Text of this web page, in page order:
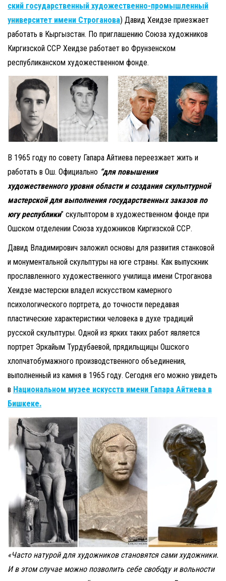
ский госу­дар­ствен­ный худо­же­ственно-про­мыш­лен­ный
уни­вер­си­тет имени Стро­га­нова) Давид Хеидзе приезжает
работать в Кыргызстан. По приглашению Союза художников
Киргизской ССР Хеидзе работает во Фрунзенском
республиканском художественном фонде.
В 1965 году по совету Гапара Айтиева переезжает жить и
работать в Ош. Официально “для повышения
художественного уровня области и создания скульптурной
мастерской для выполнения государственных заказов по
югу республики” скульптором в художественном фонде при
Ошском отделении Союза художников Киргизской ССР.
Давид Владимирович заложил основы для развития станковой
и монументальной скульптуры на юге страны. Как выпускник
прославленного художественного училища имени Строганова
Хеидзе мастерски владел искусством камерного
психологического портрета, до точности передавая
пластические характеристики человека в духе традиций
русской скульптуры. Одной из ярких таких работ является
портрет Эркайым Турдубаевой, прядильщицы Ошского
хлопчатобумажного производственного объединения,
выполненный из камня в 1965 году. Сегодня его можно увидеть
в Национальном музее искусств имени Гапара Айтиева в
Бишкеке.
«Часто натурой для художников становятся сами художники.
И в этом случае можно позволить себе свободу и вольности